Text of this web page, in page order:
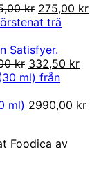
kr.
kr Det
var:
345,00 kr.
275,00 kr
trä
kr Det
ursprungliga
var:
332,50 krDet
är:
ml) 2990,00kr
Foodica av